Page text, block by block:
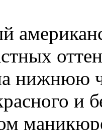
нижнюю
и